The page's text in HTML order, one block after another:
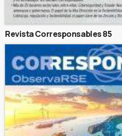
Revista Corresponsables 85